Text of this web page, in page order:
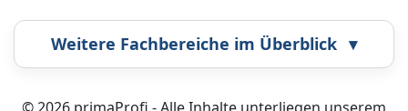
Weitere Fachbereiche im Überblick ▾
Airbrush Bestatter